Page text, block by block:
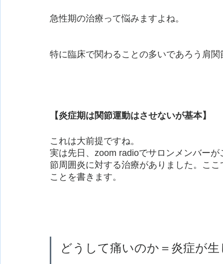
急性期の治療って悩みますよね。
特に臨床で関わることの多いであろう肩
【炎症期は関節運動はさせないが基本】
これは大前提ですね。
実は先日、zoom radioでサロンメンバー
節周囲炎に対する治療がありました。こ
ことを書きます。
どうして痛いのか＝炎症が